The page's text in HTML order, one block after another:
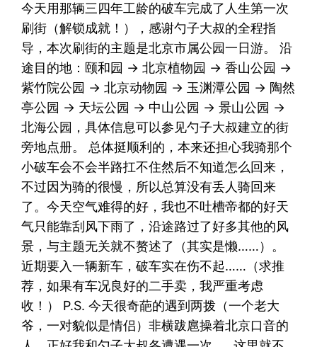
今天用那辆三四年工龄的破车完成了人生第一次
刷街（解锁成就！），感谢勺子大叔的全程指
导，本次刷街的主题是北京市属公园一日游。 沿
途目的地：颐和园 -> 北京植物园 -> 香山公园 ->
紫竹院公园 -> 北京动物园 -> 玉渊潭公园 -> 陶然
亭公园 -> 天坛公园 -> 中山公园 -> 景山公园 ->
北海公园，具体信息可以参见勺子大叔建立的街
旁地点册。 总体挺顺利的，本来还担心我骑那个
小破车会不会半路扛不住然后不知道怎么回来，
不过因为骑的很慢，所以总算没有丢人骑回来
了。今天空气难得的好，我也不吐槽帝都的好天
气只能靠刮风下雨了，沿途路过了好多其他的风
景，与主题无关就不赘述了（其实是懒……）。
近期要入一辆新车，破车实在伤不起……（求推
荐，如果有车况良好的二手卖，我严重考虑
收！） P.S. 今天很奇葩的遇到两拨（一个老大
爷，一对貌似是情侣）非横跋扈操着北京口音的